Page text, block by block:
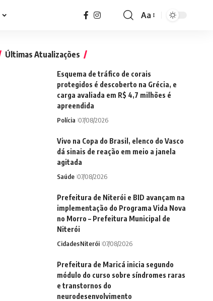
Font
Aa
Últimas Atualizações
Esquema de tráfico de corais
protegidos é descoberto na Grécia, e
carga avaliada em R$ 4,7 milhões é
apreendida
Polícia 07/08/2026
Vivo na Copa do Brasil, elenco do Vasco
dá sinais de reação em meio a janela
agitada
Saúde 07/08/2026
Prefeitura de Niterói e BID avançam na
implementação do Programa Vida Nova
no Morro – Prefeitura Municipal de
Niterói
CidadesNiterói 07/08/2026
Prefeitura de Maricá inicia segundo
módulo do curso sobre síndromes raras
e transtornos do
neurodesenvolvimento